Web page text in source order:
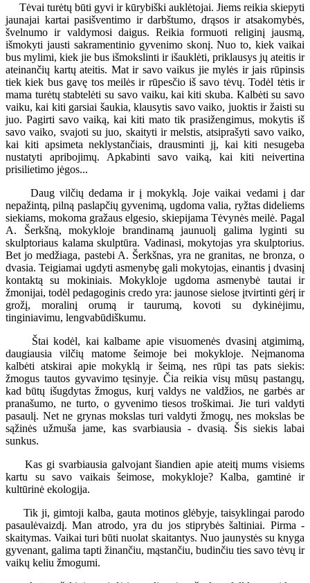
Tėvai turėtų būti gyvi ir kūrybiški auklėtojai. Jiems reikia skiepyti
jaunajai kartai pasišventimo ir darbštumo, drąsos ir atsakomybės,
švelnumo ir valdymosi daigus. Reikia formuoti religinį jausmą,
išmokyti jausti sakramentinio gyvenimo skonį. Nuo to, kiek vaikai
bus mylimi, kiek jie bus išmokslinti ir išauklėti, priklausys jų ateitis ir
ateinančių kartų ateitis. Mat ir savo vaikus jie mylės ir jais rūpinsis
tiek kiek bus gavę tos meilės ir rūpesčio iš savo tėvų. Todėl tėtis ir
mama turėtų stabtelėti su savo vaiku, kai kiti skuba. Kalbėti su savo
vaiku, kai kiti garsiai šaukia, klausytis savo vaiko, juoktis ir žaisti su
juo. Pagirti savo vaiką, kai kiti mato tik prasižengimus, mokytis iš
savo vaiko, svajoti su juo, skaityti ir melstis, atsiprašyti savo vaiko,
kai kiti apsimeta neklystančiais, drausminti jį, kai kiti nesugeba
nustatyti apribojimų. Apkabinti savo vaiką, kai kiti neivertina
prisilietimo jėgos...
Daug vilčių dedama ir į mokyklą. Joje vaikai vedami į dar
nepažintą, pilną paslapčių gyvenimą, ugdoma valia, ryžtas dideliems
siekiams, mokoma gražaus elgesio, skiepijama Tėvynės meilė. Pagal
A. Šerkšną, mokykloje brandinamą jaunuolį galima lyginti su
skulptoriaus kalama skulptūra. Vadinasi, mokytojas yra skulptorius.
Bet jo medžiaga, pastebi A. Šerkšnas, yra ne granitas, ne bronza, o
dvasia. Teigiamai ugdyti asmenybę gali mokytojas, einantis į dvasinį
kontaktą su mokiniais. Mokykloje ugdoma asmenybė tautai ir
žmonijai, todėl pedagoginis credo yra: jaunose sielose įtvirtinti gėrį ir
grožį, moralinį orumą ir taurumą, kovoti su dykinėjimu,
tinginiavimu, lengvabūdiškumu.
Štai kodėl, kai kalbame apie visuomenės dvasinį atgimimą,
daugiausia vilčių matome šeimoje bei mokykloje. Neįmanoma
kalbėti atskirai apie mokyklą ir šeimą, nes rūpi tas pats siekis:
žmogus tautos gyvavimo tęsinyje. Čia reikia visų mūsų pastangų,
kad būtų išugdytas žmogus, kurį valdys ne valdžios, ne garbės ar
pranašumo, ne turto, o gyvenimo tiesos troškimai. Jie turi valdyti
pasaulį. Net ne grynas mokslas turi valdyti žmogų, nes mokslas be
sąžinės užmuša jame, kas svarbiausia - dvasią. Šis siekis labai
sunkus.
Kas gi svarbiausia galvojant šiandien apie ateitį mums visiems
kartu su savo vaikais šeimose, mokykloje? Kalba, gamtinė ir
kultūrinė ekologija.
Tik ji, gimtoji kalba, gauta motinos glėbyje, taisyklingai parodo
pasaulėvaizdį. Man atrodo, yra du jos stiprybės šaltiniai. Pirma -
skaitymas. Vaikai turi būti nuolat skaitantys. Nuo jaunystės su knyga
gyvenant, galima tapti žinančiu, mąstančiu, budinčiu ties savo tėvų ir
vaikų keliu žmogumi.